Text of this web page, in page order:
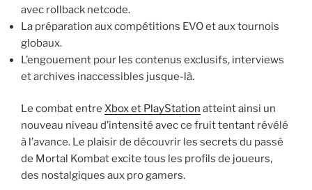
avec rollback netcode.
La préparation aux compétitions EVO et aux tournois
globaux.
L’engouement pour les contenus exclusifs, interviews
et archives inaccessibles jusque-là.
Le combat entre Xbox et PlayStation atteint ainsi un
nouveau niveau d’intensité avec ce fruit tentant révélé
à l’avance. Le plaisir de découvrir les secrets du passé
de Mortal Kombat excite tous les profils de joueurs,
des nostalgiques aux pro gamers.